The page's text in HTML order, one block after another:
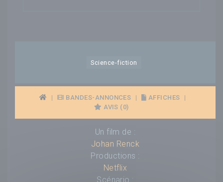
Science-fiction
| BANDES-ANNONCES | AFFICHES
|
AVIS (0)
Un film de :
Johan Renck
Productions :
Netflix
Scénario :